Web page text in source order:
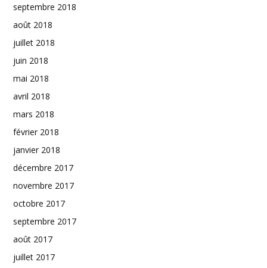
septembre 2018
août 2018
juillet 2018
juin 2018
mai 2018
avril 2018
mars 2018
février 2018
janvier 2018
décembre 2017
novembre 2017
octobre 2017
septembre 2017
août 2017
juillet 2017